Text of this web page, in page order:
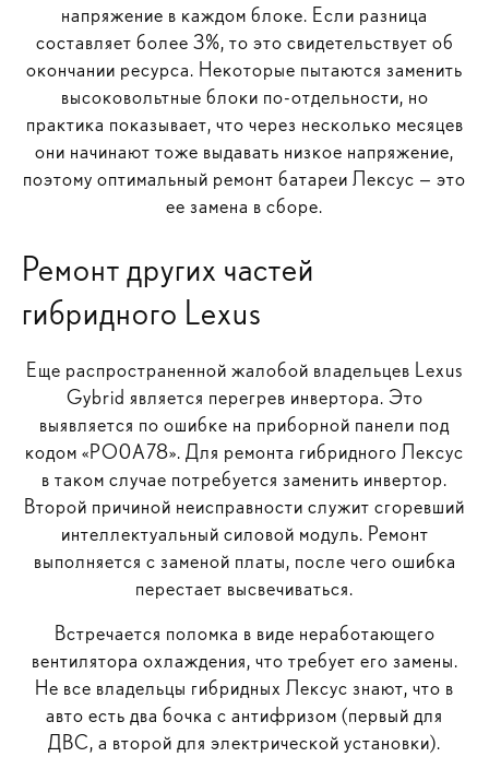
напряжение в каждом блоке. Если разница
составляет более 3%, то это свидетельствует об
окончании ресурса. Некоторые пытаются заменить
высоковольтные блоки по-отдельности, но
практика показывает, что через несколько месяцев
они начинают тоже выдавать низкое напряжение,
поэтому оптимальный ремонт батареи Лексус — это
ее замена в сборе.
Ремонт других частей
гибридного Lexus
Еще распространенной жалобой владельцев Lexus
Gybrid является перегрев инвертора. Это
выявляется по ошибке на приборной панели под
кодом «РО0А78». Для ремонта гибридного Лексус
в таком случае потребуется заменить инвертор.
Второй причиной неисправности служит сгоревший
интеллектуальный силовой модуль. Ремонт
выполняется с заменой платы, после чего ошибка
перестает высвечиваться.
Встречается поломка в виде неработающего
вентилятора охлаждения, что требует его замены.
Не все владельцы гибридных Лексус знают, что в
авто есть два бочка с антифризом (первый для
ДВС, а второй для электрической установки).